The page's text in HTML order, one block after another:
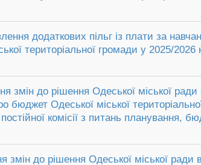
додаткових пільг із плати за
територіальної громади у 2025/2026
змін до рішення Одеської міської
бюджет Одеської міської
комісії з питань планування,
змін до рішення Одеської міської